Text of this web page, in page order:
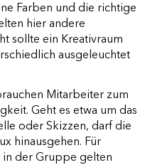
Farben und die richtige
hier andere
sollte ein Kreativraum
ausgeleuchtet
Mitarbeiter zum
Geht es etwa um das
oder Skizzen, darf die
hinausgehen. Für
der Gruppe gelten